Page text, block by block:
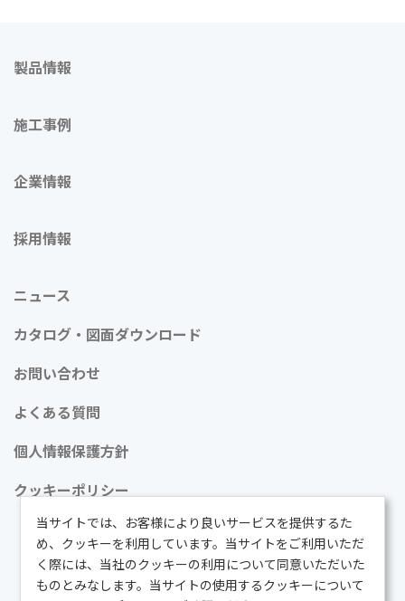
製品情報
施工事例
企業情報
採用情報
ニュース
カタログ・図面ダウンロード
お問い合わせ
よくある質問
個人情報保護方針
クッキーポリシー
当サイトでは、お客様により良いサービスを提供するた
め、クッキーを利用しています。当サイトをご利用いただ
く際には、当社のクッキーの利用について同意いただいた
ものとみなします。当サイトの使用するクッキーについて